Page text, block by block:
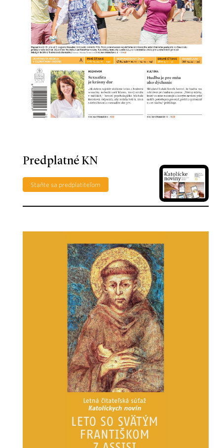
Predplatné KN
Staňte sa predplatiteľom